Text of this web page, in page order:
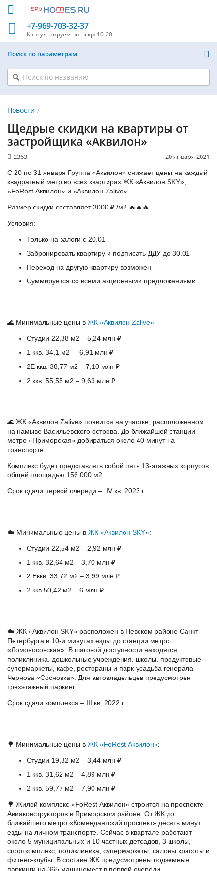
+7-969-703-32-37
Консультируем пн-вскр: 10-20
Поиск по параметрам
Новости
Щедрые скидки на квартиры от
застройщика «Аквилон»
20 января 2021
2363
С 20 по 31 января Группа «Аквилон» снижает цены на каждый
квадратный метр во всех квартирах ЖК «Аквилон SKY»,
«FoRest Аквилон» и «Аквилон Zalive».
Размер скидки составляет 3000 ₽ /м2 🔥🔥🔥
Условия:
Только на залоги с 20.01
Забронировать квартиру и подписать ДДУ до 30.01
Переход на другую квартиру возможен
Суммируется со всеми акционными предложениями.
🌊 Минимальные цены в ЖК «Аквилон Zalive»:
Студии 22,38 м2 – 5,24 млн ₽
1 ккв. 34,1 м2 – 6,91 млн ₽
2Е ккв. 38,77 м2 – 7,10 млн ₽
2 ккв. 55,55 м2 – 9,63 млн ₽
🌊 ЖК «Аквилон Zalive» появится на участке, расположенном
на намыве Васильевского острова. До ближайшей станции
метро «Приморская» добираться около 40 минут на
транспорте.
Комплекс будет представлять собой пять 13-этажных корпусов
общей площадью 156 000 м2.
Срок сдачи первой очереди – IV кв. 2023 г.
☁️ Минимальные цены в ЖК «Аквилон SKY»:
Студии 22,54 м2 – 2,92 млн ₽
1 ккв. 32,64 м2 – 3,70 млн ₽
2 Еккв. 33,72 м2 – 3,99 млн ₽
2 ккв 50,42 м2 – 6 млн ₽
☁️ ЖК «Аквилон SKY» расположен в Невском районе Санкт-
Петербурга в 10-и минутах езды до станции метро
«Ломоносовская». В шаговой доступности находятся
поликлиника, дошкольные учреждения, школы, продуктовые
супермаркеты, кафе, рестораны и парк-усадьба генерала
Чернова «Сосновка». Для автовладельцев предусмотрен
трехэтажный паркинг.
Срок сдачи комплекса – III кв. 2022 г.
🌳 Минимальные цены в ЖК «FoRest Аквилон»:
Студии 19,32 м2 – 3,44 млн ₽
1 ккв. 31,62 м2 – 4,89 млн ₽
2 ккв. 59,77 м2 – 7,90 млн ₽
🌳 Жилой комплекс «FoRest Аквилон» строится на проспекте
Авиаконструкторов в Приморском районе. От ЖК до
ближайшего метро «Комендантский проспект» десять минут
езды на личном транспорте. Сейчас в квартале работают
около 5 муниципальных и 10 частных детсадов, 3 школы,
спорткомплекс, поликлиника, супермаркеты, салоны красоты и
фитнес-клубы. В составе ЖК предусмотрены подземные
паркинги на 365 машиномест в первой очереди.